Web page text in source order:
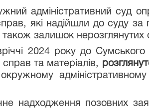
адміністративний суд
які надійшли до суду за
залишок нерозглянутих
2024 року до Сумського
справ та матеріалів,
надходження позовних